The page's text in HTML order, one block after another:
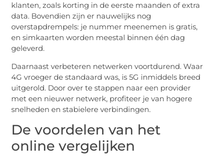
klanten, zoals korting in de eerste maanden of extra
data. Bovendien zijn er nauwelijks nog
overstapdrempels: je nummer meenemen is gratis,
en simkaarten worden meestal binnen één dag
geleverd.
Daarnaast verbeteren netwerken voortdurend. Waar
4G vroeger de standaard was, is 5G inmiddels breed
uitgerold. Door over te stappen naar een provider
met een nieuwer netwerk, profiteer je van hogere
snelheden en stabielere verbindingen.
De voordelen van het
online vergelijken